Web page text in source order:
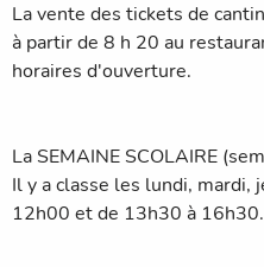
La vente des tickets de
à partir de 8 h 20 au
horaires d'ouverture.
La SEMAINE SCOLAIRE
Il y a classe les lundi, mardi,
12h00 et de 13h30 à 16h30.